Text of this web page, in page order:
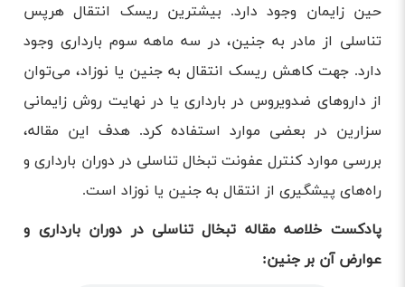
حین زایمان وجود دارد. بیشترین ریسک انتقال هرپس
تناسلی از مادر به جنین، در سه ماهه سوم بارداری وجود
دارد. جهت کاهش ریسک انتقال به جنین یا نوزاد، می‌توان
از داروهای ضدویروس در بارداری یا در نهایت روش زایمانی
سزارین در بعضی موارد استفاده کرد. هدف این مقاله،
بررسی موارد کنترل عفونت تبخال تناسلی در دوران بارداری و
راه‌های پیشگیری از انتقال به جنین یا نوزاد است.
پادکست خلاصه مقاله تبخال تناسلی در دوران بارداری و
عوارض آن بر جنین: